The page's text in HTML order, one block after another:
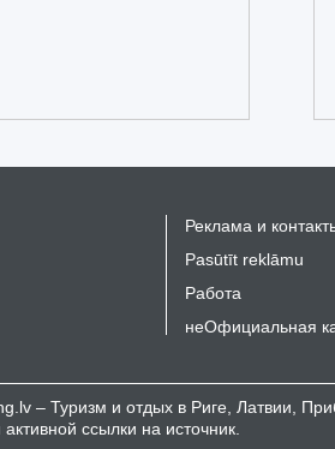
Реклама и
Pasūtīt reklāmu
Работа
неОфициальная
– Туризм и отдых в Риге, Латвии,
ссылки на источник.